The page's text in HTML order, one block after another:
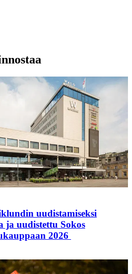
uudistamiseksi
ja uudistettu Sokos
2026